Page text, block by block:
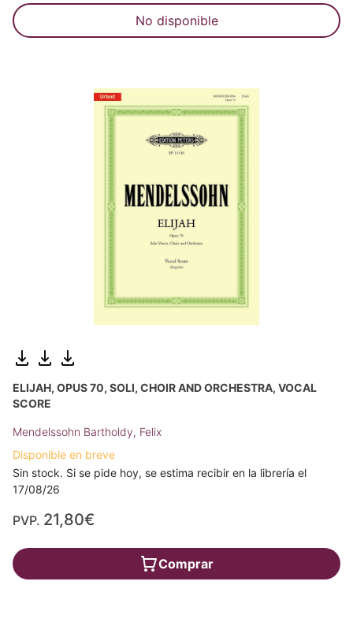
No disponible
ELIJAH, OPUS 70, SOLI, CHOIR AND ORCHESTRA, VOCAL
SCORE
Mendelssohn Bartholdy, Felix
Disponible en breve
Sin stock. Si se pide hoy, se estima recibir en la librería el
17/08/26
PVP. 21,80€
Comprar